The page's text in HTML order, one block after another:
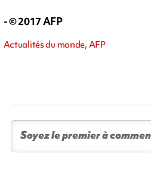
- © 2017 AFP
Actualités du monde, AFP